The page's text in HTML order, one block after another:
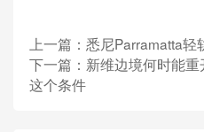
上一篇： 悉尼Parramatta轻
下一篇： 新维边境何时能
这个条件